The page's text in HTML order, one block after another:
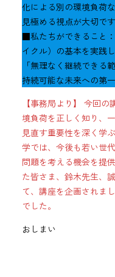
化による別の環境負荷
見極める視点が大切です
■私たちができること
イクル）の基本を実践
「無理なく継続できる
持続可能な未来への第
【事務局より】 今回
境負荷を正しく知り、
見直す重要性を深く学
学では、今後も若い世
問題を考える機会を提
た皆さま、鈴木先生、
て、講座を企画されま
でした。
おしまい